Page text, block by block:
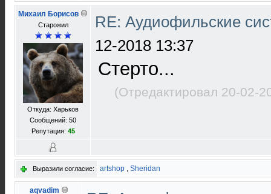
Михаил Борисов
Старожил
Откуда: Харьков
Сообщений: 50
Репутация: 45
RE: Аудиофильские
12-2018 13:37
Стерто...
(Отредактировал 20-02-
Выразили согласие: artshop , Sheridan
aqvadim